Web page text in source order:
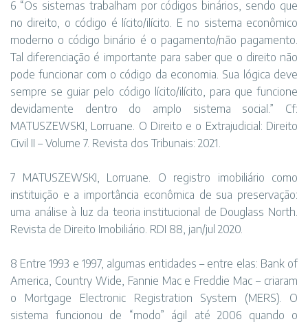
6 “Os sistemas trabalham por códigos binários, sendo que
no direito, o código é lícito/ilícito. E no sistema econômico
moderno o código binário é o pagamento/não pagamento.
Tal diferenciação é importante para saber que o direito não
pode funcionar com o código da economia. Sua lógica deve
sempre se guiar pelo código lícito/ilícito, para que funcione
devidamente dentro do amplo sistema social.” Cf:
MATUSZEWSKI, Lorruane. O Direito e o Extrajudicial: Direito
Civil II – Volume 7. Revista dos Tribunais: 2021.
7 MATUSZEWSKI, Lorruane. O registro imobiliário como
instituição e a importância econômica de sua preservação:
uma análise à luz da teoria institucional de Douglass North.
Revista de Direito Imobiliário. RDI 88, jan/jul 2020.
8 Entre 1993 e 1997, algumas entidades – entre elas: Bank of
America, Country Wide, Fannie Mac e Freddie Mac – criaram
o Mortgage Electronic Registration System (MERS). O
sistema funcionou de “modo” ágil até 2006 quando o